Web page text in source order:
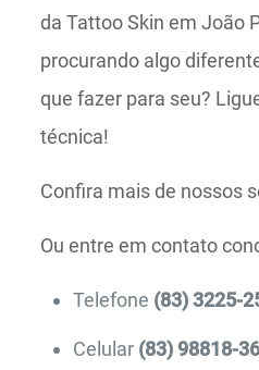
da Tattoo Skin em João
procurando algo
que fazer para seu?
técnica!
Confira mais de nossos
Ou entre em contato
Telefone (83) 3225-
Celular (83) 98818-